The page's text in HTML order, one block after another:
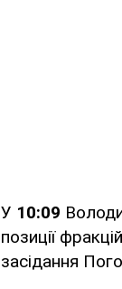
У 10:09
позиції
засідання